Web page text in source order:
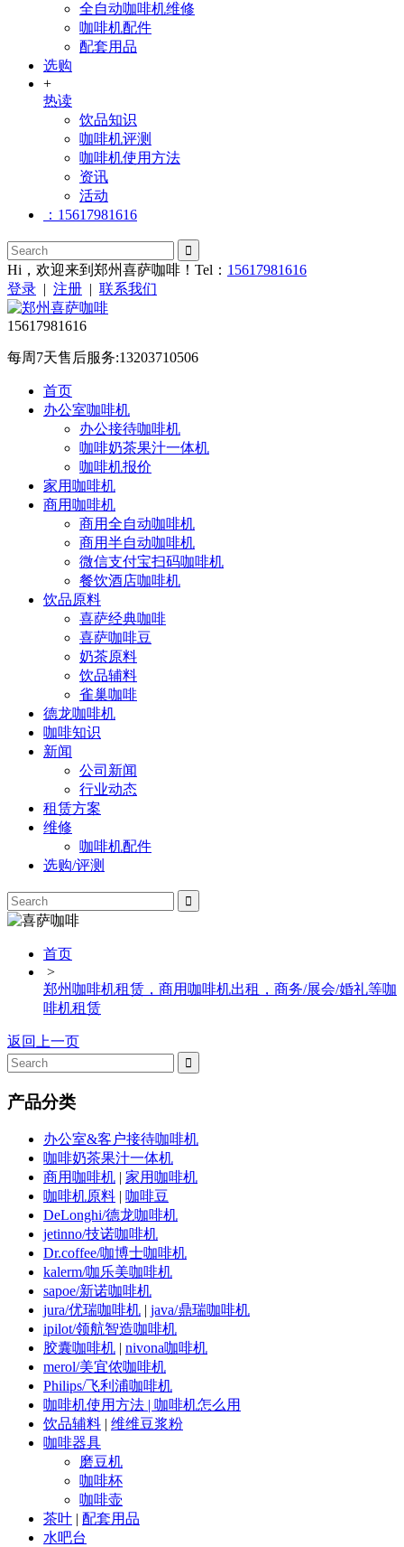
全自动咖啡机维修
咖啡机配件
配套用品
选购
+
热读
饮品知识
咖啡机评测
咖啡机使用方法
资讯
活动
：15617981616
Hi，欢迎来到郑州喜萨咖啡！Tel： 15617981616
登录 | 注册 | 联系我们
15617981616
每周7天售后服务:13203710506
首页
办公室咖啡机
办公接待咖啡机
咖啡奶茶果汁一体机
咖啡机报价
家用咖啡机
商用咖啡机
商用全自动咖啡机
商用半自动咖啡机
微信支付宝扫码咖啡机
餐饮酒店咖啡机
饮品原料
喜萨经典咖啡
喜萨咖啡豆
奶茶原料
饮品辅料
雀巢咖啡
德龙咖啡机
咖啡知识
新闻
公司新闻
行业动态
租赁方案
维修
咖啡机配件
选购/评测
首页
>
郑州咖啡机租赁，商用咖啡机出租，商务/展会/婚礼等咖
啡机租赁
返回上一页
产品分类
办公室&客户接待咖啡机
咖啡奶茶果汁一体机
商用咖啡机 | 家用咖啡机
咖啡机原料 | 咖啡豆
DeLonghi/德龙咖啡机
jetinno/技诺咖啡机
Dr.coffee/咖博士咖啡机
kalerm/咖乐美咖啡机
sapoe/新诺咖啡机
jura/优瑞咖啡机 | java/鼎瑞咖啡机
ipilot/领航智造咖啡机
胶囊咖啡机 | nivona咖啡机
merol/美宜侬咖啡机
Philips/飞利浦咖啡机
咖啡机使用方法 | 咖啡机怎么用
饮品辅料 | 维维豆浆粉
咖啡器具
磨豆机
咖啡杯
咖啡壶
茶叶 | 配套用品
水吧台